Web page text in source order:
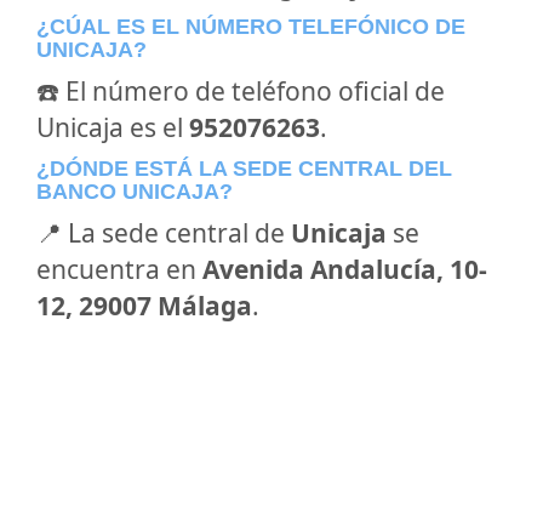
¿CÚAL ES EL NÚMERO TELEFÓNICO DE
UNICAJA?
☎️ El número de teléfono oficial de
Unicaja es el 952076263.
¿DÓNDE ESTÁ LA SEDE CENTRAL DEL
BANCO UNICAJA?
📍 La sede central de Unicaja se
encuentra en Avenida Andalucía, 10-
12, 29007 Málaga.